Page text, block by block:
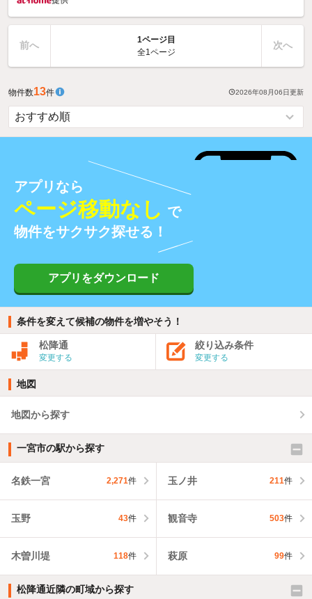
前へ
1ページ目
全1ページ
次へ
物件数13件 2026年08月06日更新
アプリなら
ページ移動なし で
物件をサクサク探せる！
アプリをダウンロード
条件を変えて候補の物件を増やそう！
松降通
変更する
絞り込み条件
変更する
地図
地図から探す
一宮市の駅から探す
名鉄一宮 2,271件 玉ノ井 211件
玉野 43件 観音寺 503件
木曽川堤 118件 萩原 99件
松降通近隣の町域から探す